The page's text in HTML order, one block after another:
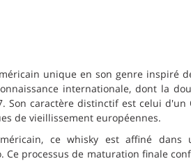
unique en son genre inspiré
internationale, dont la
Son caractère distinctif est celui d'un
de vieillissement européennes.
ce whisky est affiné dans
Ce processus de maturation finale